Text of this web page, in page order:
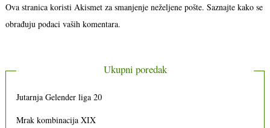
Ova stranica koristi Akismet za smanjenje neželjene pošte. Saznajte kako se
obrađuju podaci vaših komentara.
Ukupni poredak
Jutarnja Gelender liga 20
Mrak kombinacija XIX